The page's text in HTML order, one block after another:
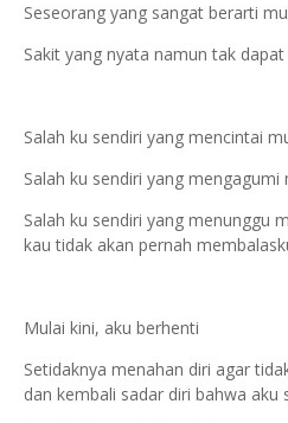
Seseorang yang sangat berarti
Sakit yang nyata namun tak
Salah ku sendiri yang mencintai
Salah ku sendiri yang mengagumi
Salah ku sendiri yang menunggu
kau tidak akan pernah
Mulai kini, aku berhenti
Setidaknya menahan diri agar
dan kembali sadar diri bahwa aku